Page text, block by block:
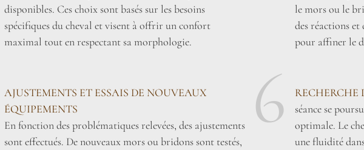
disponibles. Ces choix sont basés sur les besoins
spécifiques du cheval et visent à offrir un confort
maximal tout en respectant sa morphologie.
le mors ou le
des réactions
pour affiner le
AJUSTEMENTS ET ESSAIS DE NOUVEAUX
ÉQUIPEMENTS
En fonction des problématiques relevées, des ajustements
sont effectués. De nouveaux mors ou bridons sont testés,
6
séance se
optimale. Le
une fluidité dans